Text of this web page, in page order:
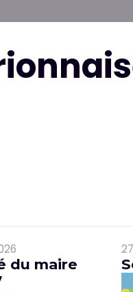
du maire